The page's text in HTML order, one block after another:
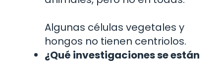
Algunas células vegetales y
hongos no tienen centriolos.
¿Qué investigaciones se están